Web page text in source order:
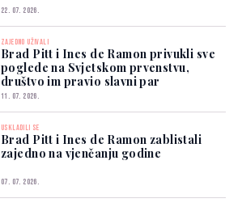
22. 07. 2026.
ZAJEDNO UŽIVALI
Brad Pitt i Ines de Ramon privukli sve
poglede na Svjetskom prvenstvu,
društvo im pravio slavni par
11. 07. 2026.
USKLADILI SE
Brad Pitt i Ines de Ramon zablistali
zajedno na vjenčanju godine
07. 07. 2026.